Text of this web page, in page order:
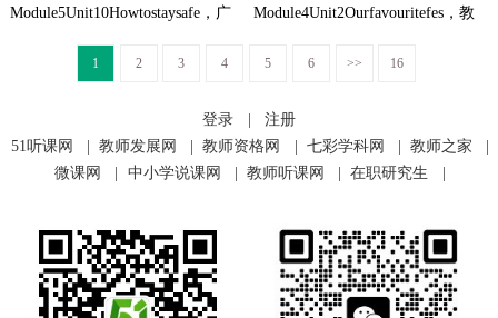
Module5Unit10Howtostaysafe，广
Module4Unit2Ourfavouritefes，教
1 2 3 4 5 6 >> 16
登录
注册
51听课网
教师发展网 教师资格网 七彩学科网 教师之家
微课网
中小学说课网 教师听课网 在职研究生